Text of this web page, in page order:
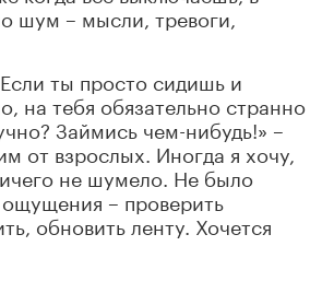
шум – мысли, тревоги,
ты просто сидишь и
на тебя обязательно странно
Займись чем-нибудь!» –
от взрослых. Иногда я хочу,
не шумело. Не было
– проверить
обновить ленту. Хочется